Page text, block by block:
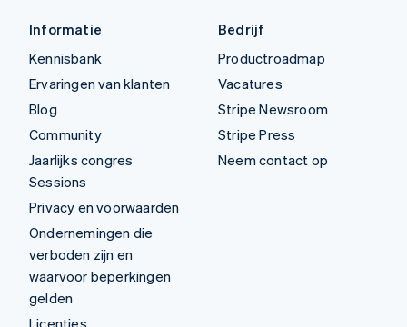
Informatie
Kennisbank
Ervaringen van klanten
Blog
Community
Jaarlijks congres
Sessions
Privacy en voorwaarden
Ondernemingen die
verboden zijn en
waarvoor beperkingen
gelden
Licenties
Bedrijf
Productroadmap
Vacatures
Stripe Newsroom
Stripe Press
Neem contact op